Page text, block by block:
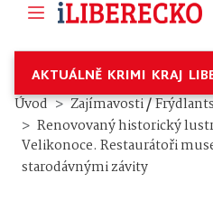
AKTUÁLNĚ KRIMI KRAJ
Úvod Zajímavosti/
Renovovaný historický
Velikonoce. Restaurátoři
starodávnými závity